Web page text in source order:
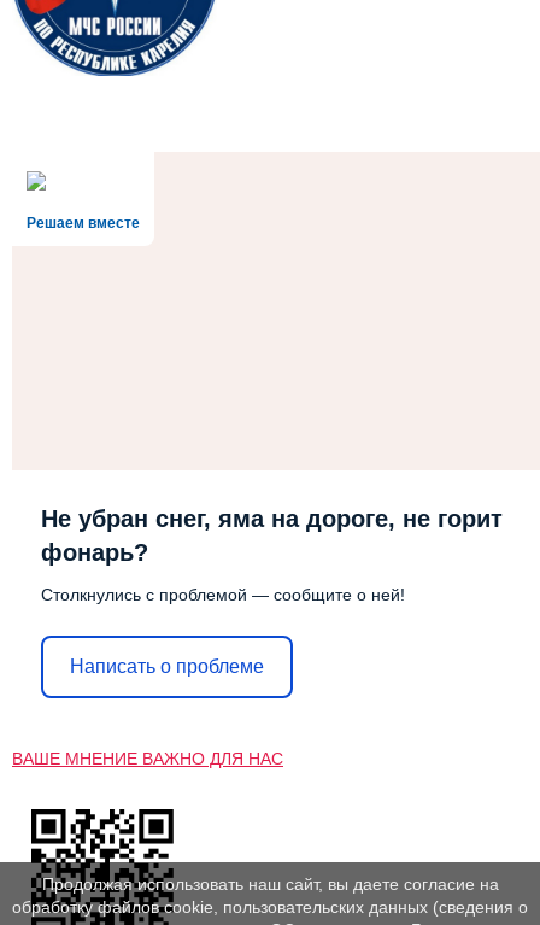
Решаем вместе
Не убран снег, яма на дороге, не горит
фонарь?
Столкнулись с проблемой — сообщите о ней!
Написать о проблеме
ВАШЕ МНЕНИЕ ВАЖНО ДЛЯ НАС
Продолжая использовать наш сайт, вы даете согласие на
обработку файлов cookie, пользовательских данных (сведения о